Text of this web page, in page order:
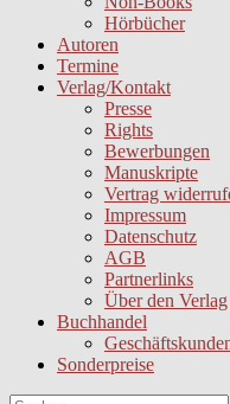
Hörbücher
Autoren
Termine
Verlag/Kontakt
Presse
Rights
Bewerbungen
Manuskripte
Vertrag
Impressum
Datenschutz
AGB
Partnerlinks
Über den Verlag
Buchhandel
Sonderpreise